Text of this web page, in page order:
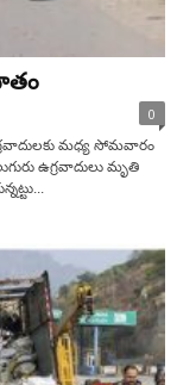
0
మధ్య సోమవారం
ఉగ్రవాదులు మృతి